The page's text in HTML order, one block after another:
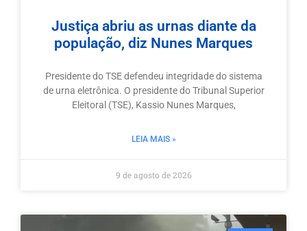
Justiça abriu as urnas diante da
população, diz Nunes Marques
Presidente do TSE defendeu integridade do sistema
de urna eletrônica. O presidente do Tribunal Superior
Eleitoral (TSE), Kassio Nunes Marques,
LEIA MAIS »
9 de agosto de 2026